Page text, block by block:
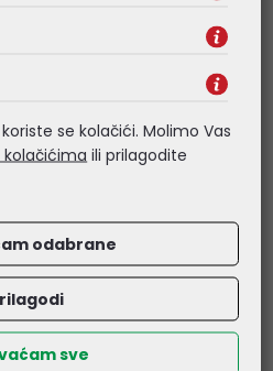
podržavaju PCIe 4.0 x16
podržavaju PCIe 3.0 x16
diskove za pokretanje
se kolačići. Molimo Vas
ili prilagodite
odabrane
sve